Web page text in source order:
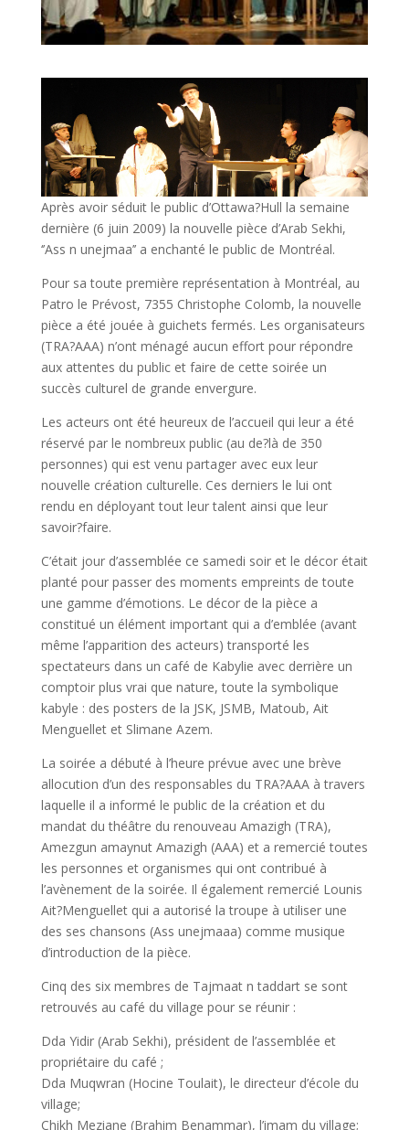
Après avoir séduit le public d’Ottawa?Hull la semaine
dernière (6 juin 2009) la nouvelle pièce d’Arab Sekhi,
‘’Ass n unejmaa’’ a enchanté le public de Montréal.
Pour sa toute première représentation à Montréal, au
Patro le Prévost, 7355 Christophe Colomb, la nouvelle
pièce a été jouée à guichets fermés. Les organisateurs
(TRA?AAA) n’ont ménagé aucun effort pour répondre
aux attentes du public et faire de cette soirée un
succès culturel de grande envergure.
Les acteurs ont été heureux de l’accueil qui leur a été
réservé par le nombreux public (au de?là de 350
personnes) qui est venu partager avec eux leur
nouvelle création culturelle. Ces derniers le lui ont
rendu en déployant tout leur talent ainsi que leur
savoir?faire.
C’était jour d’assemblée ce samedi soir et le décor était
planté pour passer des moments empreints de toute
une gamme d’émotions. Le décor de la pièce a
constitué un élément important qui a d’emblée (avant
même l’apparition des acteurs) transporté les
spectateurs dans un café de Kabylie avec derrière un
comptoir plus vrai que nature, toute la symbolique
kabyle : des posters de la JSK, JSMB, Matoub, Ait
Menguellet et Slimane Azem.
La soirée a débuté à l’heure prévue avec une brève
allocution d’un des responsables du TRA?AAA à travers
laquelle il a informé le public de la création et du
mandat du théâtre du renouveau Amazigh (TRA),
Amezgun amaynut Amazigh (AAA) et a remercié toutes
les personnes et organismes qui ont contribué à
l’avènement de la soirée. Il également remercié Lounis
Ait?Menguellet qui a autorisé la troupe à utiliser une
des ses chansons (Ass unejmaaa) comme musique
d’introduction de la pièce.
Cinq des six membres de Tajmaat n taddart se sont
retrouvés au café du village pour se réunir :
Dda Yidir (Arab Sekhi), président de l’assemblée et
propriétaire du café ;
Dda Muqwran (Hocine Toulait), le directeur d’école du
village;
Chikh Meziane (Brahim Benammar), l’imam du village;